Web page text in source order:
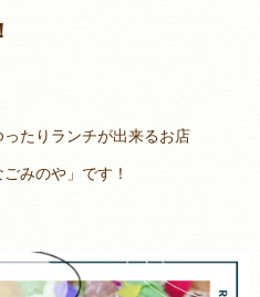
たりランチが出来るお店
ごみのや」です！